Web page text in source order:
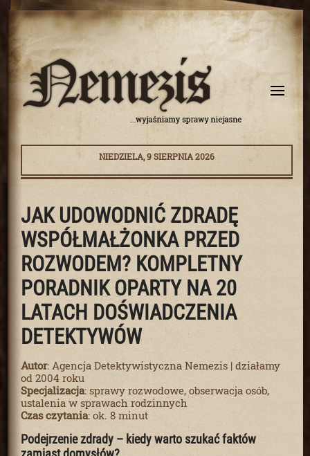
NIEDZIELA, 9 SIERPNIA 2026
JAK UDOWODNIĆ ZDRADĘ
WSPÓŁMAŁŻONKA PRZED
ROZWODEM? KOMPLETNY
PORADNIK OPARTY NA 20
LATACH DOŚWIADCZENIA
DETEKTYWÓW
Autor: Agencja Detektywistyczna Nemezis | działamy
od 2004 roku
Specjalizacja: sprawy rozwodowe, obserwacja osób,
ustalenia w sprawach rodzinnych
Czas czytania: ok. 8 minut
Podejrzenie zdrady – kiedy warto szukać faktów